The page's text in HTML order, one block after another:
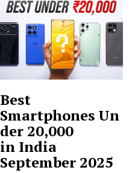
Best
Smartphones Un
der 20,000
in India
September 2025